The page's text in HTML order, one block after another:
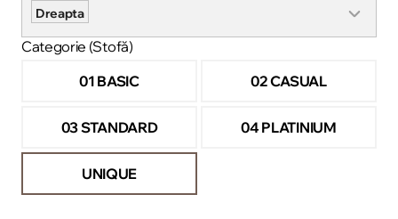
Dreapta
Categorie (Stofă)
01 BASIC
02 CASUAL
03 STANDARD 04 PLATINIUM
UNIQUE